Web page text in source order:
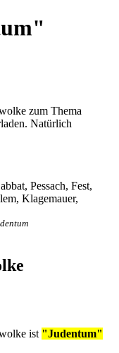
zum Thema
Natürlich
Pessach, Fest,
Klagemauer,
ist "Judentum"